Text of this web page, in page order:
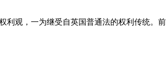
利观，一为继受自英国普通法的权利传统